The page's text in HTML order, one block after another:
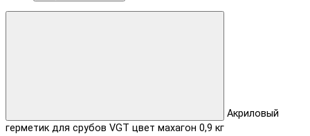
Акриловый
герметик для срубов VGT цвет махагон 0,9 кг